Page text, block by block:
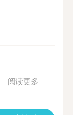
阅读更多